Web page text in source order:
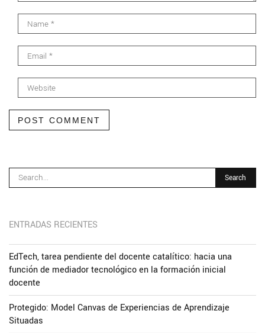
POST COMMENT
ENTRADAS RECIENTES
EdTech, tarea pendiente del docente catalítico: hacia una
función de mediador tecnológico en la formación inicial
docente
Protegido: Model Canvas de Experiencias de Aprendizaje
Situadas